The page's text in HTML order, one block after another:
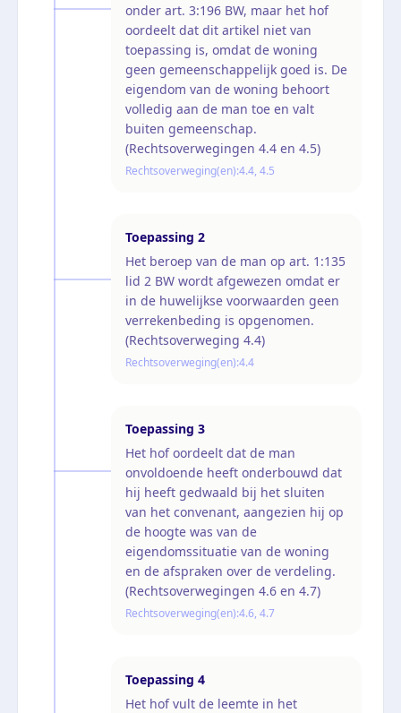
onder art. 3:196 BW, maar het hof
oordeelt dat dit artikel niet van
toepassing is, omdat de woning
geen gemeenschappelijk goed is. De
eigendom van de woning behoort
volledig aan de man toe en valt
buiten gemeenschap.
(Rechtsoverwegingen 4.4 en 4.5)
Rechtsoverweging(en):4.4, 4.5
Toepassing 2
Het beroep van de man op art. 1:135
lid 2 BW wordt afgewezen omdat er
in de huwelijkse voorwaarden geen
verrekenbeding is opgenomen.
(Rechtsoverweging 4.4)
Rechtsoverweging(en):4.4
Toepassing 3
Het hof oordeelt dat de man
onvoldoende heeft onderbouwd dat
hij heeft gedwaald bij het sluiten
van het convenant, aangezien hij op
de hoogte was van de
eigendomssituatie van de woning
en de afspraken over de verdeling.
(Rechtsoverwegingen 4.6 en 4.7)
Rechtsoverweging(en):4.6, 4.7
Toepassing 4
Het hof vult de leemte in het